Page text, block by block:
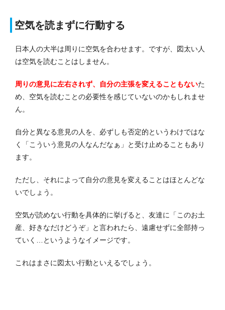
空気を読まずに行動する
日本人の大半は周りに空気を合わせます。 ですが、図太い人
は空気を読むことはしません。
周りの意見に左右されず、自分の主張を変えることもないた
め、空気を読むことの必要性を感じていないのかもしれませ
ん。
自分と異なる意見の人を、必ずしも否定的というわけではな
く「こういう意見の人なんだなぁ」と受け止めることもあり
ます。
ただし、それによって自分の意見を変えることはほとんどな
いでしょう。
空気が読めない行動を具体的に挙げると、友達に「このお土
産、好きなだけどうぞ」と言われたら、遠慮せずに全部持っ
ていく…というようなイメージです。
これはまさに図太い行動といえるでしょう。